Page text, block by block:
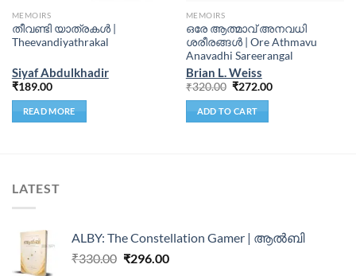
MEMOIRS
തീവണ്ടി യാത്രകൾ |
Theevandiyathrakal
Siyaf Abdulkhadir
₹189.00
READ MORE
MEMOIRS
ഒരേ ആത്മാവ് അനവധി
ശരീരങ്ങള്‍ | Ore Athmavu
Anavadhi Sareerangal
Brian L. Weiss
₹320.00 ₹272.00
ADD TO CART
LATEST
ALBY: The Constellation Gamer | ആൽബി
₹330.00 ₹296.00